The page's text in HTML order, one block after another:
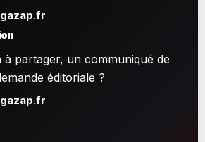
partager, un communiqué de
éditoriale ?